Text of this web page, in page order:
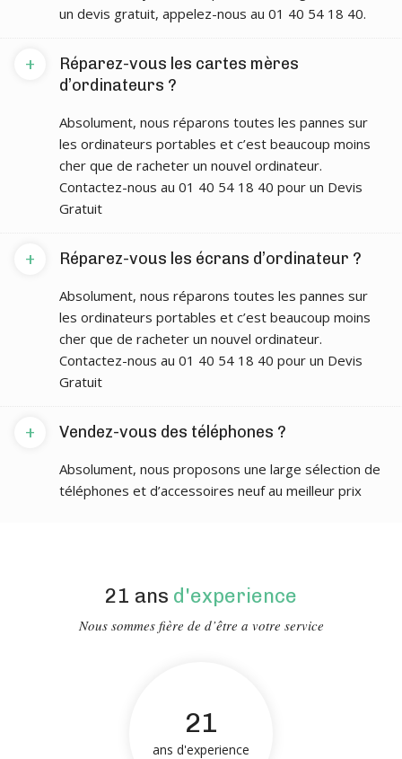
un devis gratuit, appelez-nous au 01 40 54 18 40.
Réparez-vous les cartes mères
d’ordinateurs ?
+
Absolument, nous réparons toutes les pannes sur
les ordinateurs portables et c’est beaucoup moins
cher que de racheter un nouvel ordinateur.
Contactez-nous au 01 40 54 18 40 pour un Devis
Gratuit
Réparez-vous les écrans d’ordinateur ?
+
Absolument, nous réparons toutes les pannes sur
les ordinateurs portables et c’est beaucoup moins
cher que de racheter un nouvel ordinateur.
Contactez-nous au 01 40 54 18 40 pour un Devis
Gratuit
Vendez-vous des téléphones ?
+
Absolument, nous proposons une large sélection de
téléphones et d’accessoires neuf au meilleur prix
21 ans d'experience
Nous sommes fière de d’être a votre service
21
ans d'experience